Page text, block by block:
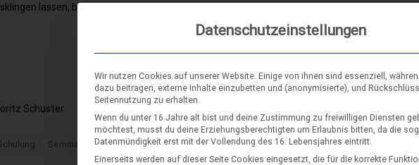
lassen, bevor es am 09.04. dann wieder zurück in alle Ecken Niedersachsens ging.
Schuster
Seminar
Datenschutzeinstellungen
Wir nutzen Cookies auf unserer Website. Einige von ihnen sind essenziell,
dazu beitragen, externe Inhalte einzubetten und (anonymisierte), und
Seitennutzung zu erhalten.
Wenn du unter 16 Jahre alt bist und deine Zustimmung zu freiwilligen Diensten
möchtest, musst du deine Erziehungsberechtigten um Erlaubnis bitten, da die
Datenmündigkeit erst mit der Vollendung des 16. Lebensjahres eintritt.
Einerseits werden auf dieser Seite Cookies eingesetzt, die für die korrekte